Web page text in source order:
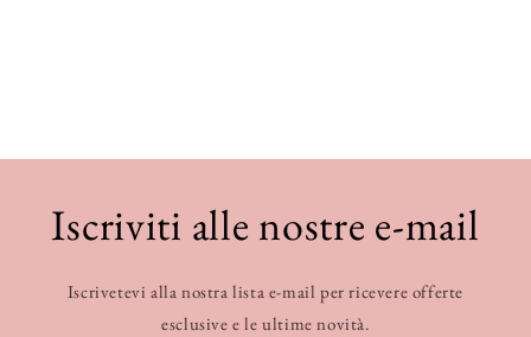
Iscriviti alle nostre e-mail
Iscrivetevi alla nostra lista e-mail per ricevere offerte
esclusive e le ultime novità.